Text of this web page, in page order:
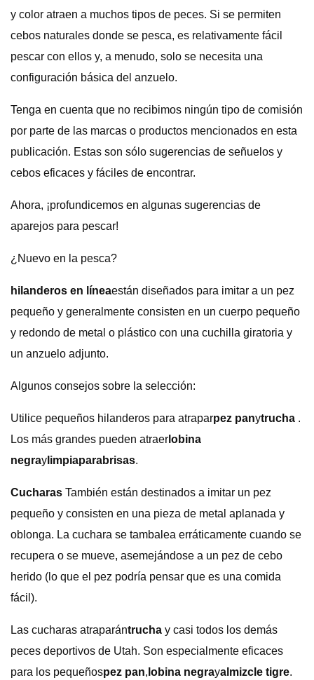
y color atraen a muchos tipos de peces. Si se permiten
cebos naturales donde se pesca, es relativamente fácil
pescar con ellos y, a menudo, solo se necesita una
configuración básica del anzuelo.
Tenga en cuenta que no recibimos ningún tipo de comisión
por parte de las marcas o productos mencionados en esta
publicación. Estas son sólo sugerencias de señuelos y
cebos eficaces y fáciles de encontrar.
Ahora, ¡profundicemos en algunas sugerencias de
aparejos para pescar!
¿Nuevo en la pesca?
hilanderos en líneaestán diseñados para imitar a un pez
pequeño y generalmente consisten en un cuerpo pequeño
y redondo de metal o plástico con una cuchilla giratoria y
un anzuelo adjunto.
Algunos consejos sobre la selección:
Utilice pequeños hilanderos para atraparpez panytrucha .
Los más grandes pueden atraer lobina
negray limpiaparabrisas.
Cucharas También están destinados a imitar un pez
pequeño y consisten en una pieza de metal aplanada y
oblonga. La cuchara se tambalea erráticamente cuando se
recupera o se mueve, asemejándose a un pez de cebo
herido (lo que el pez podría pensar que es una comida
fácil).
Las cucharas atraparántrucha y casi todos los demás
peces deportivos de Utah. Son especialmente eficaces
para los pequeñospez pan, lobina negrayalmizcle tigre.